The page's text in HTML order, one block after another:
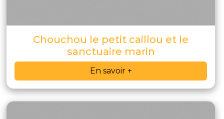
Chouchou le petit caillou et le
sanctuaire marin
En savoir +